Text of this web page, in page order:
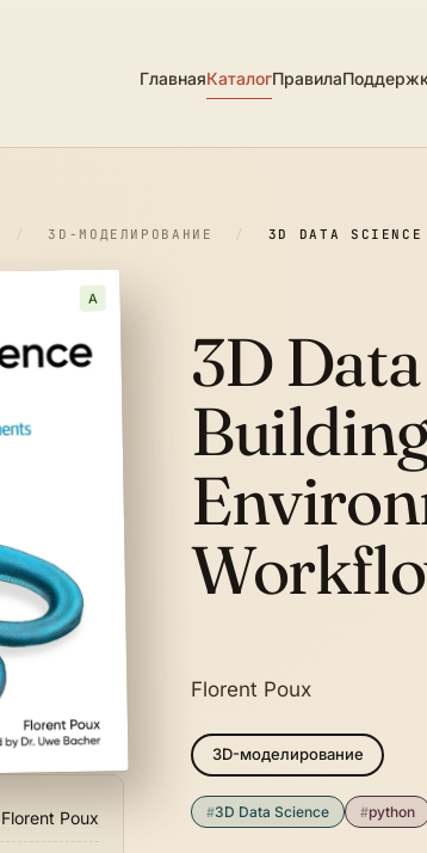
ГлавнаяКаталогПравила
/ 3D-МОДЕЛИРОВАНИЕ / 3D DATA
A
Florent Poux
3D
Florent Poux
3D-моделирование
#3D Data Science #python